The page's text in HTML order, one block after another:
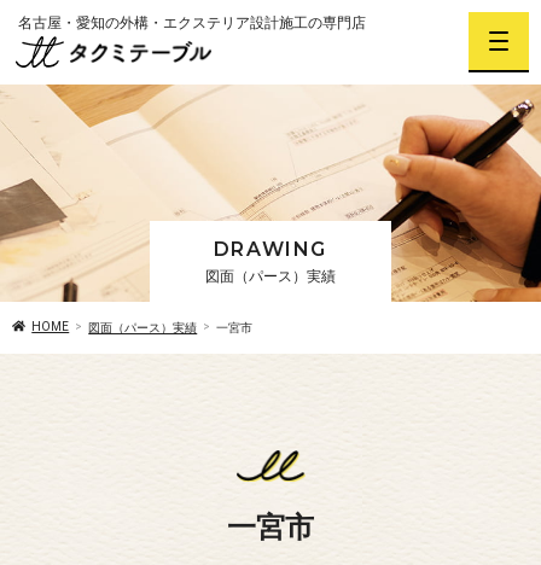
名古屋・愛知の外構・エクステリア設計施工の専門店
DRAWING
図面（パース）実績
HOME 図面（パース）実績 一宮市
一宮市